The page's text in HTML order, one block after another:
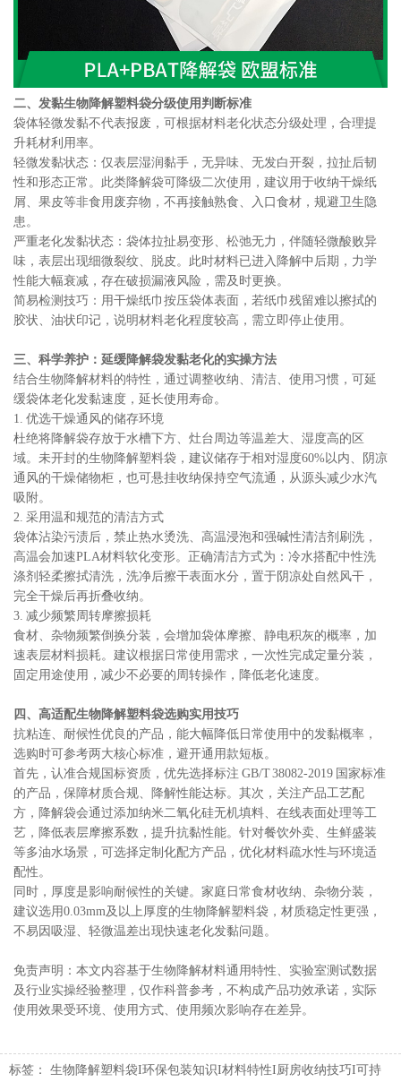
二、发黏生物降解塑料袋分级使用判断标准
袋体轻微发黏不代表报废，可根据材料老化状态分级处理，合理提
升耗材利用率。
轻微发黏状态：仅表层湿润黏手，无异味、无发白开裂，拉扯后韧
性和形态正常。此类降解袋可降级二次使用，建议用于收纳干燥纸
屑、果皮等非食用废弃物，不再接触熟食、入口食材，规避卫生隐
患。
严重老化发黏状态：袋体拉扯易变形、松弛无力，伴随轻微酸败异
味，表层出现细微裂纹、脱皮。此时材料已进入降解中后期，力学
性能大幅衰减，存在破损漏液风险，需及时更换。
简易检测技巧：用干燥纸巾按压袋体表面，若纸巾残留难以擦拭的
胶状、油状印记，说明材料老化程度较高，需立即停止使用。
三、科学养护：延缓降解袋发黏老化的实操方法
结合生物降解材料的特性，通过调整收纳、清洁、使用习惯，可延
缓袋体老化发黏速度，延长使用寿命。
1. 优选干燥通风的储存环境
杜绝将降解袋存放于水槽下方、灶台周边等温差大、湿度高的区
域。未开封的生物降解塑料袋，建议储存于相对湿度60%以内、阴凉
通风的干燥储物柜，也可悬挂收纳保持空气流通，从源头减少水汽
吸附。
2. 采用温和规范的清洁方式
袋体沾染污渍后，禁止热水烫洗、高温浸泡和强碱性清洁剂刷洗，
高温会加速PLA材料软化变形。正确清洁方式为：冷水搭配中性洗
涤剂轻柔擦拭清洗，洗净后擦干表面水分，置于阴凉处自然风干，
完全干燥后再折叠收纳。
3. 减少频繁周转摩擦损耗
食材、杂物频繁倒换分装，会增加袋体摩擦、静电积灰的概率，加
速表层材料损耗。建议根据日常使用需求，一次性完成定量分装，
固定用途使用，减少不必要的周转操作，降低老化速度。
四、高适配生物降解塑料袋选购实用技巧
抗粘连、耐候性优良的产品，能大幅降低日常使用中的发黏概率，
选购时可参考两大核心标准，避开通用款短板。
首先，认准合规国标资质，优先选择标注 GB/T 38082-2019 国家标准
的产品，保障材质合规、降解性能达标。其次，关注产品工艺配
方，降解袋会通过添加纳米二氧化硅无机填料、在线表面处理等工
艺，降低表层摩擦系数，提升抗黏性能。针对餐饮外卖、生鲜盛装
等多油水场景，可选择定制化配方产品，优化材料疏水性与环境适
配性。
同时，厚度是影响耐候性的关键。家庭日常食材收纳、杂物分装，
建议选用0.03mm及以上厚度的生物降解塑料袋，材质稳定性更强，
不易因吸湿、轻微温差出现快速老化发黏问题。
免责声明：本文内容基于生物降解材料通用特性、实验室测试数据
及行业实操经验整理，仅作科普参考，不构成产品功效承诺，实际
使用效果受环境、使用方式、使用频次影响存在差异。
标签： 生物降解塑料袋I环保包装知识I材料特性I厨房收纳技巧I可持